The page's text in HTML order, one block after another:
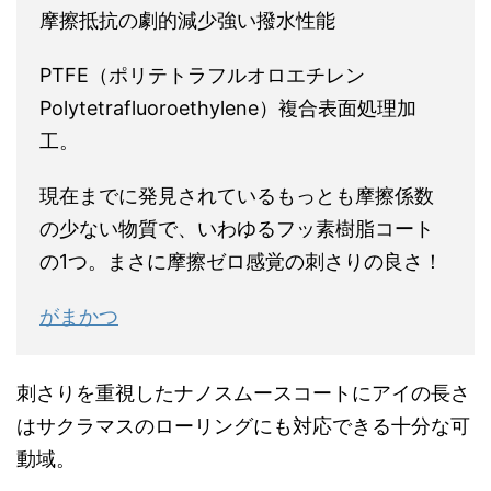
摩擦抵抗の劇的減少強い撥水性能
PTFE（ポリテトラフルオロエチレン
Polytetrafluoroethylene）複合表面処理加
工。
現在までに発見されているもっとも摩擦係数
の少ない物質で、いわゆるフッ素樹脂コート
の1つ。まさに摩擦ゼロ感覚の刺さりの良さ！
がまかつ
刺さりを重視したナノスムースコートにアイの長さ
はサクラマスのローリングにも対応できる十分な可
動域。